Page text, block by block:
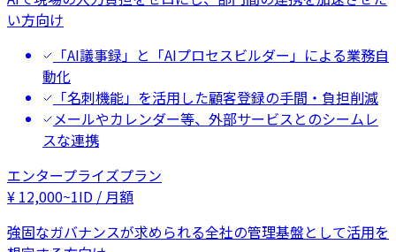
い方向け
「AI議事録」と「AIプロセスビルダー」による業務自
動化
「名刺機能」を活用した顧客登録の手間・負担削減
メールやカレンダー等、外部サービスとのシームレ
スな連携
エンタープライズプラン
¥ 12,000~1ID / 月額
強固なガバナンスが求められる全社の管理基盤として活用を